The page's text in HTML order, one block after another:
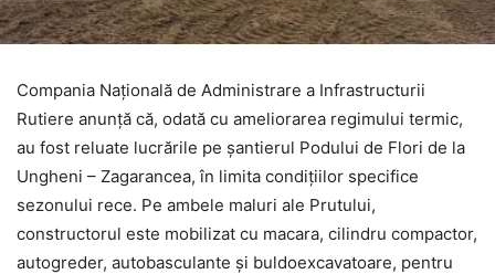
Compania Națională de Administrare a Infrastructurii
Rutiere anunță că, odată cu ameliorarea regimului termic,
au fost reluate lucrările pe șantierul Podului de Flori de la
Ungheni – Zagarancea, în limita condițiilor specifice
sezonului rece. Pe ambele maluri ale Prutului,
constructorul este mobilizat cu macara, cilindru compactor,
autogreder, autobasculante și buldoexcavatoare, pentru